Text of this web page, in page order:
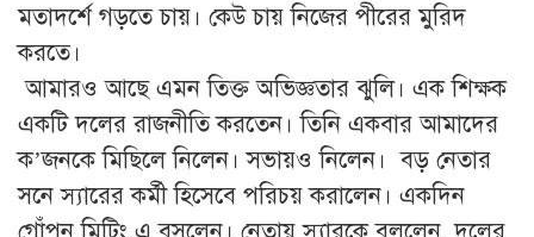
মতাদর্শে গড়তে চায়। কেউ চায় নিজের পীরের মুরিদ
করতে।
আমারও আছে এমন তিক্ত অভিজ্ঞতার ঝুলি। এক শিক্ষক
একটি দলের রাজনীতি করতেন। তিনি একবার আমাদের
ক’জনকে মিছিলে নিলেন। সভায়ও নিলেন। বড় নেতার
সনে স্যারের কর্মী হিসেবে পরিচয় করালেন। একদিন